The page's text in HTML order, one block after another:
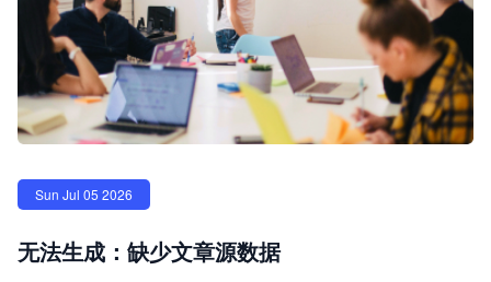
Sun Jul 05 2026
无法生成：缺少文章源数据